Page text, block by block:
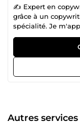
✍ Expert en
grâce à un
spécialité. Je
plein temps
accompagné des
faire décoller leur
pour proposer la
dans le Marketing
et de travailler sur
Autres